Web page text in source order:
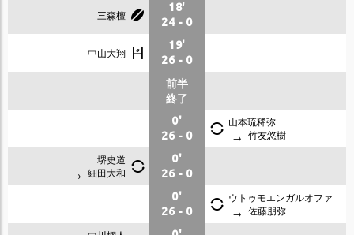
三森檀
18'
24 - 0
中山大翔
19'
26 - 0
前半
終了
0'
26 - 0
山本琉稀弥
竹友悠樹
堺史道
細田大和
0'
26 - 0
0'
26 - 0
ウトゥモエンガルオファ
佐藤朋弥